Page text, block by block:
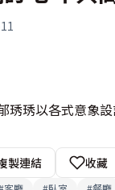
琇琇以各式意象
製連結
收藏